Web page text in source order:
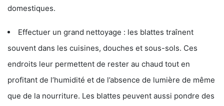
domestiques.
Effectuer un grand nettoyage : les blattes traînent
souvent dans les cuisines, douches et sous-sols. Ces
endroits leur permettent de rester au chaud tout en
profitant de l’humidité et de l’absence de lumière de même
que de la nourriture. Les blattes peuvent aussi pondre des